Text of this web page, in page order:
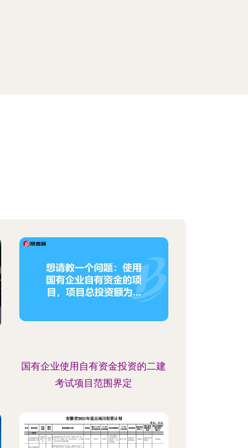
国有企业使用自有资金投资的二建
考试项目范围界定